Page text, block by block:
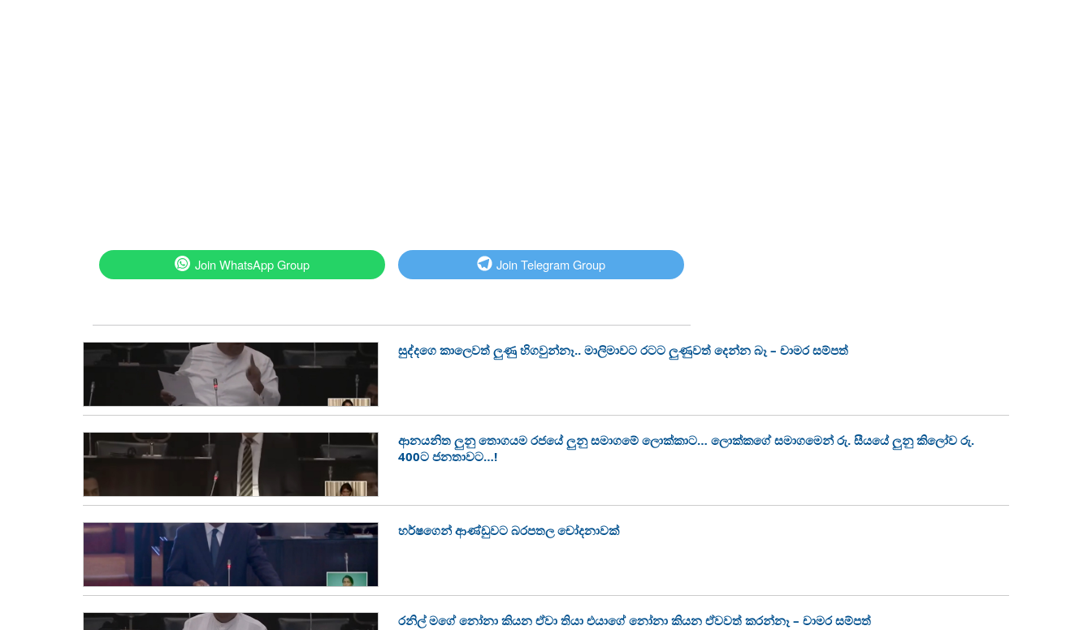
Join WhatsApp Group Join Telegram Group
සුද්දගෙ කාලෙවත් ලුණු හිගවුන්නෑ.. මාලිමාවට රටට ලුණුවත් දෙන්න බෑ – චාමර සම්පත්
ආනයනිත ලුනු තොගයම රජයේ ලුනු සමාගමේ ලොක්කාට… ලොක්කගේ සමාගමෙන් රු. සීයයේ ලුනු කිලෝව රු.
400ට ජනතාවට…!
හර්ෂගෙන් ආණ්ඩුවට බරපතල චෝදනාවක්
රනිල් මගේ නෝනා කියන ඒවා තියා එයාගේ නෝනා කියන ඒවවත් කරන්නෑ – චාමර සම්පත්